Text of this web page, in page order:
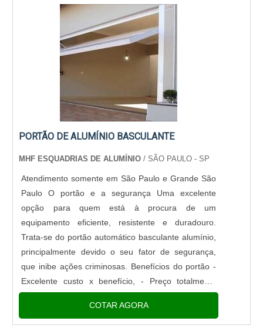
PORTÃO DE ALUMÍNIO BASCULANTE
MHF ESQUADRIAS DE ALUMÍNIO/ SÃO PAULO - SP
Atendimento somente em São Paulo e Grande São
Paulo O portão e a segurança Uma excelente
opção para quem está à procura de um
equipamento eficiente, resistente e duradouro.
Trata-se do portão automático basculante alumínio,
principalmente devido o seu fator de segurança,
que inibe ações criminosas. Benefícios do portão -
Excelente custo x benefício, - Preço totalmente
acessível, - Maior seguridade ao local, - Entre
outros. Características ...
COTAR AGORA